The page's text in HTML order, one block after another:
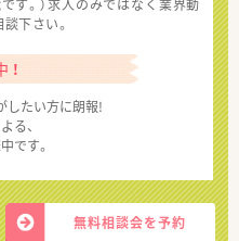
す。）求人のみではなく業界動
下さい。
したい方に朗報!
る、
です。
無料相談会を予約